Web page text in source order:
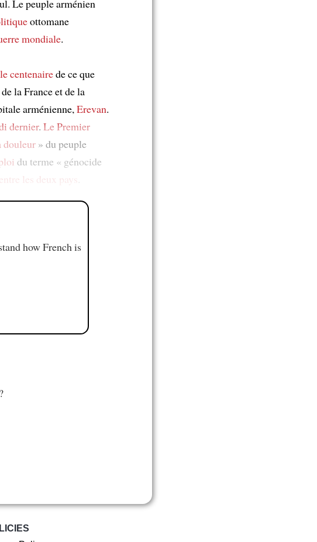
Le peuple arménien
ottomane
mondiale.
le centenairede ce que
la France et de la
arménienne,Erevan.
dernier. Le Premier
douleur » du peuple
du terme « génocide
entre les deux pays
how French is
?